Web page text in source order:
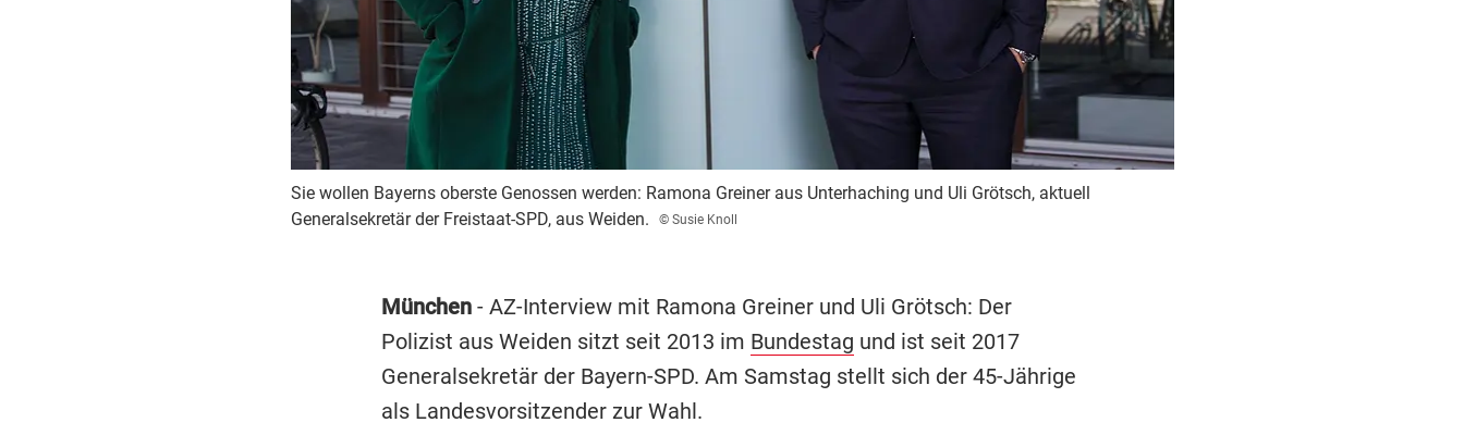
Sie wollen Bayerns oberste Genossen werden: Ramona Greiner aus Unterhaching und Uli Grötsch, aktuell
Generalsekretär der Freistaat-SPD, aus Weiden.
© Susie Knoll
München- AZ-Interview mit Ramona Greiner und Uli Grötsch: Der
Polizist aus Weiden sitzt seit 2013 im Bundestag und ist seit 2017
Generalsekretär der Bayern-SPD. Am Samstag stellt sich der 45-Jährige
als Landesvorsitzender zur Wahl.